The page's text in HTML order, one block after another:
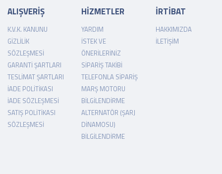
ALIŞVERİŞ
K.V.K. KANUNU
GIZLILIK
SÖZLEŞMESI
GARANTI ŞARTLARI
TESLIMAT ŞARTLARI
İADE POLITIKASI
İADE SÖZLEŞMESI
SATIŞ POLITIKASI
SÖZLEŞMESI
HİZMETLER
YARDIM
İSTEK VE
ÖNERILERINIZ
SIPARIŞ TAKIBI
TELEFONLA SIPARIŞ
MARŞ MOTORU
BILGILENDIRME
ALTERNATÖR (ŞARJ
DINAMOSU)
BILGILENDIRME
İRTİBAT
HAKKIMIZDA
İLETIŞIM